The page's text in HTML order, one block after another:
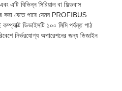
এটি বিভিন্ন সিরিয়াল বা ফিল্ডবাস
করা যেতে পারে যেমন PROFIBUS
ডিভাইসটি ১০০ মিমি পর্যন্ত পাঠ
নির্ভরযোগ্য অপারেশনের জন্য ডিজাইন